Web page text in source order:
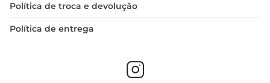
Política de troca e devolução
Política de entrega